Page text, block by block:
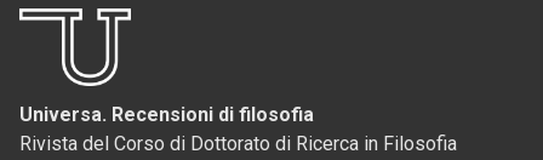
Universa. Recensioni di filosofia
Rivista del Corso di Dottorato di Ricerca in Filosofia